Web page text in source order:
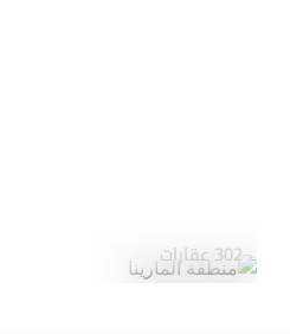
302 عقارات